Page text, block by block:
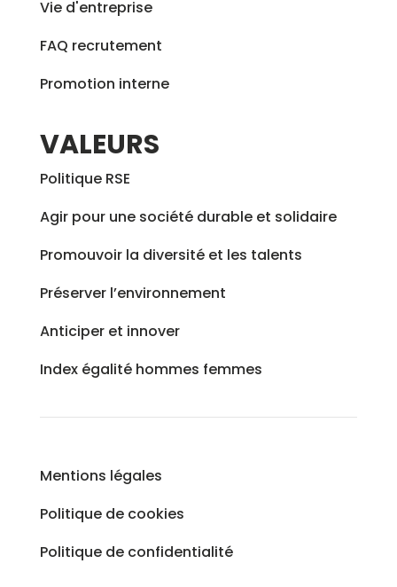
Vie d'entreprise
FAQ recrutement
Promotion interne
VALEURS
Politique RSE
Agir pour une société durable et solidaire
Promouvoir la diversité et les talents
Préserver l’environnement
Anticiper et innover
Index égalité hommes femmes
Mentions légales
Politique de cookies
Politique de confidentialité